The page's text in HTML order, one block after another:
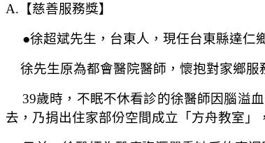
A. 【慈善服務獎】
●徐超斌先生 ，台東人，現任台東縣達仁
徐先生原為都會醫院醫師，懷抱對家鄉
39歲時，不眠不休看診的徐醫師因腦溢
去，乃捐出住家部份空間成立「方舟教室